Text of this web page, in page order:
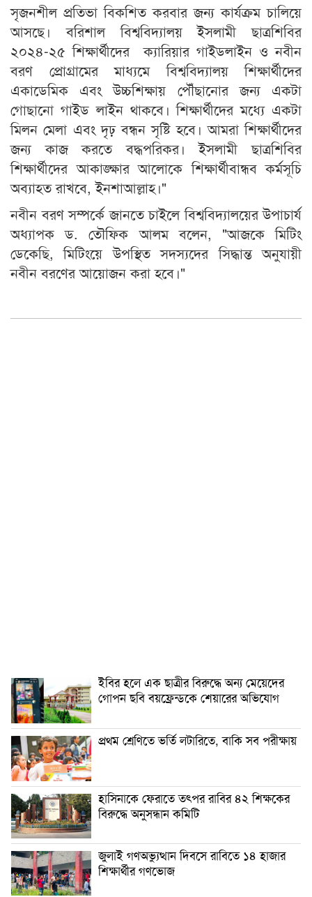
সৃজনশীল প্রতিভা বিকশিত করবার জন্য কার্যক্রম চালিয়ে
আসছে। বরিশাল বিশ্ববিদ্যালয় ইসলামী ছাত্রশিবির
২০২৪-২৫ শিক্ষার্থীদের ‌ ক্যারিয়ার গাইডলাইন ও নবীন
বরণ প্রোগ্রামের মাধ্যমে বিশ্ববিদ্যালয় শিক্ষার্থীদের
একাডেমিক এবং উচ্চশিক্ষায় পৌঁছানোর জন্য একটা
গোছানো গাইড লাইন থাকবে। শিক্ষার্থীদের মধ্যে একটা
মিলন মেলা এবং দৃঢ় বন্ধন সৃষ্টি হবে। আমরা শিক্ষার্থীদের
জন্য কাজ করতে বদ্ধপরিকর। ইসলামী ছাত্রশিবির
শিক্ষার্থীদের আকাঙ্ক্ষার আলোকে শিক্ষার্থীবান্ধব কর্মসূচি
অব্যাহত রাখবে, ইনশাআল্লাহ।"
নবীন বরণ সম্পর্কে জানতে চাইলে বিশ্ববিদ্যালয়ের উপাচার্য
অধ্যাপক ড. তৌফিক আলম বলেন, "আজকে মিটিং
ডেকেছি, মিটিংয়ে উপস্থিত সদস্যদের সিদ্ধান্ত অনুযায়ী
নবীন বরণের আয়োজন করা হবে।"
ইবির হলে এক ছাত্রীর বিরুদ্ধে অন্য মেয়েদের
গোপন ছবি বয়ফ্রেন্ডকে শেয়ারের অভিযোগ
প্রথম শ্রেণিতে ভর্তি লটারিতে, বাকি সব পরীক্ষায়
হাসিনাকে ফেরাতে তৎপর রাবির ৪২ শিক্ষকের
বিরুদ্ধে অনুসন্ধান কমিটি
জুলাই গণঅভ্যুত্থান দিবসে রাবিতে ১৪ হাজার
শিক্ষার্থীর গণভোজ